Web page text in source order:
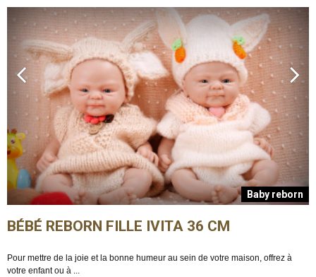
Baby reborn
BÉBÉ REBORN FILLE IVITA 36 CM
Pour mettre de la joie et la bonne humeur au sein de votre maison, offrez à
votre enfant ou à ...